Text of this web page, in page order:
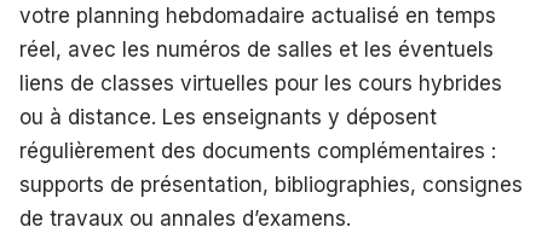
votre planning hebdomadaire actualisé en temps
réel, avec les numéros de salles et les éventuels
liens de classes virtuelles pour les cours hybrides
ou à distance. Les enseignants y déposent
régulièrement des documents complémentaires :
supports de présentation, bibliographies, consignes
de travaux ou annales d’examens.